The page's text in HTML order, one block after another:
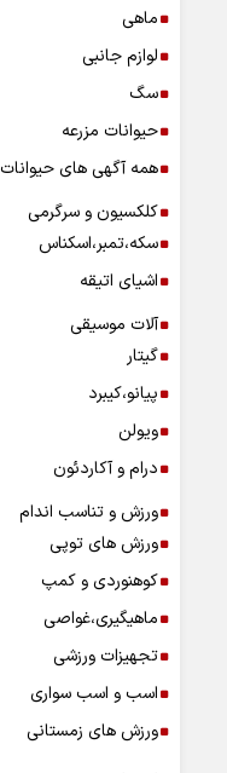
ماهی
لوازم جانبی
سگ
حیوانات مزرعه
همه آگهی های حیوانات
کلکسیون و سرگرمی
سکه،تمبر،اسکناس
اشیای اتیقه
آلات موسیقی
گیتار
پیانو،کیبرد
ویولن
درام و آکاردئون
ورزش و تناسب اندام
ورزش های توپی
کوهنوردی و کمپ
ماهیگیری،غواصی
تجهیزات ورزشی
اسب و اسب سواری
ورزش های زمستانی